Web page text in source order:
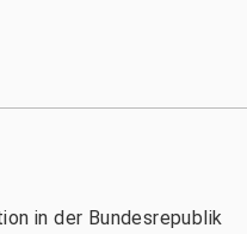
in der Bundesrepublik